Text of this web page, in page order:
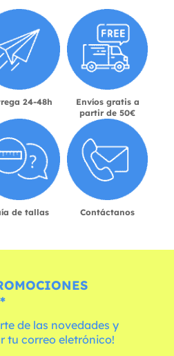
24-48h
Envíos gratis a
partir de 50€
de tallas Contáctanos
de las novedades y
tu correo eletrónico!